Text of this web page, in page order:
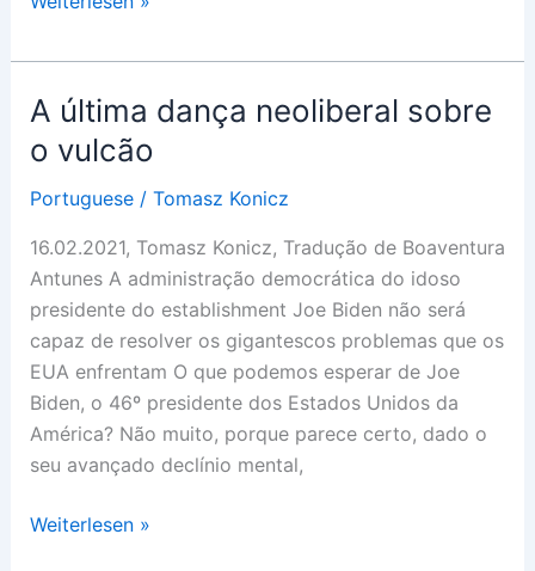
A última dança neoliberal sobre
o vulcão
Portuguese/ Tomasz Konicz
16.02.2021, Tomasz Konicz, Tradução de Boaventura
Antunes A administração democrática do idoso
presidente do establishment Joe Biden não será
capaz de resolver os gigantescos problemas que os
EUA enfrentam O que podemos esperar de Joe
Biden, o 46º presidente dos Estados Unidos da
América? Não muito, porque parece certo, dado o
seu avançado declínio mental,
A
Weiterlesen »